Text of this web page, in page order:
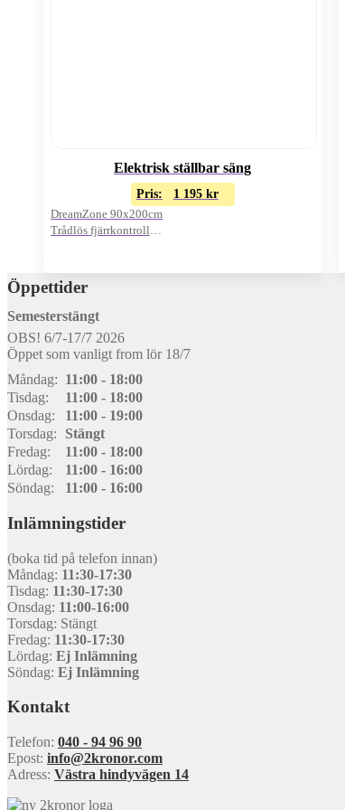
Elektrisk ställbar säng
Pris: 1 195 kr
DreamZone 90x200cm
Trådlös fjärrkontroll
Öppettider
Semesterstängt
OBS! 6/7-17/7 2026
Öppet som vanligt from lör 18/7
Måndag: 11:00 - 18:00
Tisdag:
11:00 - 18:00
Onsdag:
11:00 - 19:00
Torsdag:
Stängt
Fredag:
11:00 - 18:00
Lördag:
11:00 - 16:00
Söndag:
11:00 - 16:00
Inlämningstider
(boka tid på telefon innan)
Måndag: 11:30-17:30
Tisdag: 11:30-17:30
Onsdag: 11:00-16:00
Torsdag: Stängt
Fredag: 11:30-17:30
Lördag: Ej Inlämning
Söndag: Ej Inlämning
Kontakt
Telefon: 040 - 94 96 90
Epost: info@2kronor.com
Adress: Västra hindyvägen 14